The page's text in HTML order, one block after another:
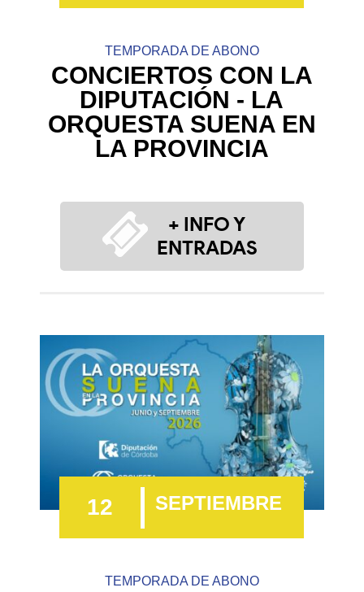
TEMPORADA DE ABONO
CONCIERTOS CON LA
DIPUTACIÓN - LA
ORQUESTA SUENA EN
LA PROVINCIA
+ INFO Y
ENTRADAS
12 SEPTIEMBRE
TEMPORADA DE ABONO